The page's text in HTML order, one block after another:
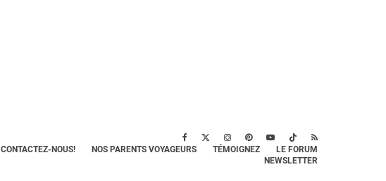
CONTACTEZ-NOUS! NOS PARENTS VOYAGEURS TÉMOIGNEZ
LE FORUM
NEWSLETTER